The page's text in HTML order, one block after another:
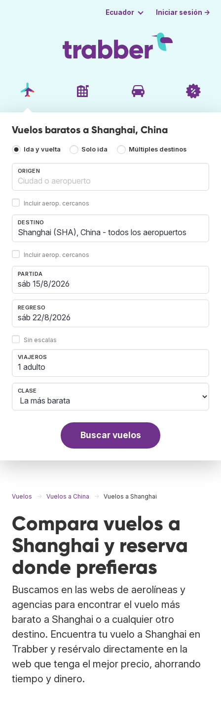
Ecuador Iniciar sesión →
Vuelos baratos a Shanghai, China
Ida y vuelta Solo ida Múltiples destinos
ORIGEN
Incluir aerop. cercanos
DESTINO
Incluir aerop. cercanos
PARTIDA
REGRESO
Sin escalas
VIAJEROS
1 adulto
CLASE
Buscar vuelos
Vuelos Vuelos a China Vuelos a Shanghai
Compara vuelos a
Shanghai y reserva
donde prefieras
Buscamos en las webs de aerolíneas y
agencias para encontrar el vuelo más
barato a Shanghai o a cualquier otro
destino. Encuentra tu vuelo a Shanghai en
Trabber y resérvalo directamente en la
web que tenga el mejor precio, ahorrando
tiempo y dinero.